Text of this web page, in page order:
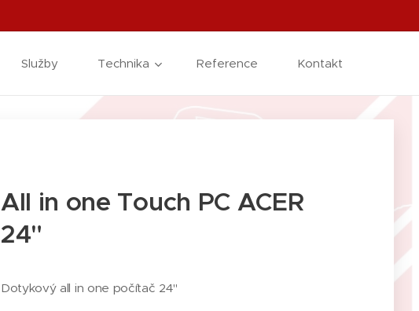
Služby Technika Reference Kontakt
All in one Touch PC ACER
24"
Dotykový all in one počítač 24"